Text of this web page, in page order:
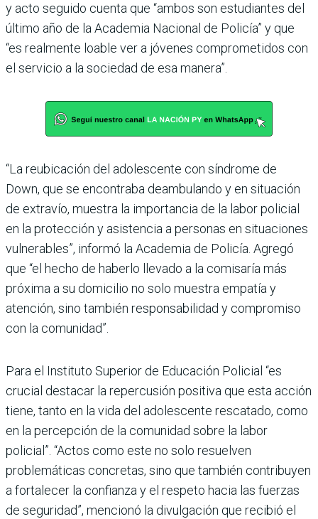
y acto seguido cuenta que “ambos son estudiantes del
último año de la Academia Nacional de Policía” y que
“es realmente loable ver a jóvenes comprometidos con
el servicio a la sociedad de esa manera”.
“La reubicación del adolescente con síndrome de
Down, que se encontraba deambulando y en situación
de extravío, muestra la importancia de la labor policial
en la protección y asistencia a personas en situaciones
vulnerables”, informó la Academia de Policía. Agregó
que “el hecho de haberlo llevado a la comisaría más
próxima a su domicilio no solo muestra empatía y
atención, sino también responsabilidad y compromiso
con la comunidad”.
Para el Instituto Superior de Educación Policial “es
crucial destacar la repercusión positiva que esta acción
tiene, tanto en la vida del adolescente rescatado, como
en la percepción de la comunidad sobre la labor
policial”. “Actos como este no solo resuelven
problemáticas concretas, sino que también contribuyen
a fortalecer la confianza y el respeto hacia las fuerzas
de seguridad”, mencionó la divulgación que recibió el